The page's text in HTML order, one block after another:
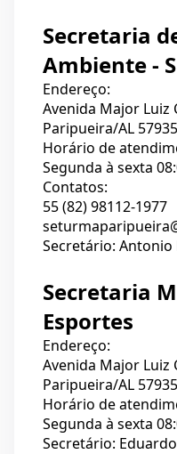
Secretaria
Ambiente -
Endereço:
Avenida Major Luiz
Paripueira/AL
Horário de
Segunda à sexta
Contatos:
55 (82) 98112-1977
Secretário:
Secretaria
Esportes
Endereço:
Avenida Major Luiz
Paripueira/AL
Horário de
Segunda à sexta
Secretário: